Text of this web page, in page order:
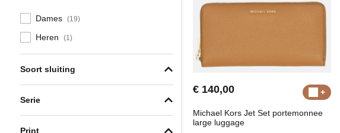
Dames (19)
Heren (1)
Soort sluiting
Serie
Print
€ 140,00
Michael Kors Jet Set portemonnee
large luggage